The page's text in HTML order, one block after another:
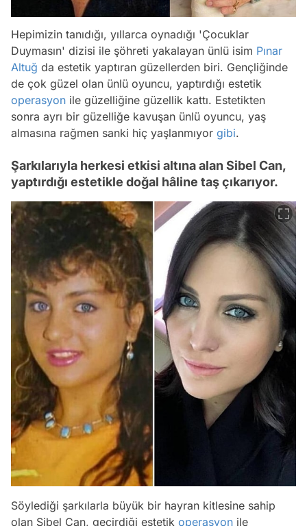
Hepimizin tanıdığı, yıllarca oynadığı 'Çocuklar
Duymasın' dizisi ile şöhreti yakalayan ünlü isim Pınar
Altuğ da estetik yaptıran güzellerden biri. Gençliğinde
de çok güzel olan ünlü oyuncu, yaptırdığı estetik
operasyon ile güzelliğine güzellik kattı. Estetikten
sonra ayrı bir güzelliğe kavuşan ünlü oyuncu, yaş
almasına rağmen sanki hiç yaşlanmıyor gibi.
Şarkılarıyla herkesi etkisi altına alan Sibel Can,
yaptırdığı estetikle doğal hâline taş çıkarıyor.
Söylediği şarkılarla büyük bir hayran kitlesine sahip
olan Sibel Can, geçirdiği estetik operasyon ile